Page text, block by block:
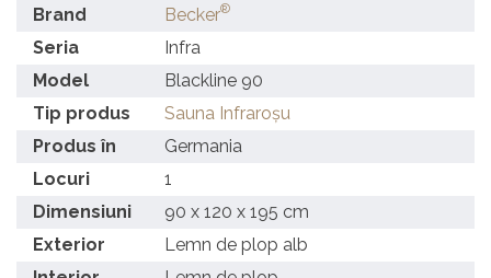
Brand Becker®
Seria
Infra
Model
Blackline 90
Tip produs
Sauna Infraroșu
Produs în
Germania
Locuri
1
Dimensiuni
90 x 120 x 195 cm
Exterior
Lemn de plop alb